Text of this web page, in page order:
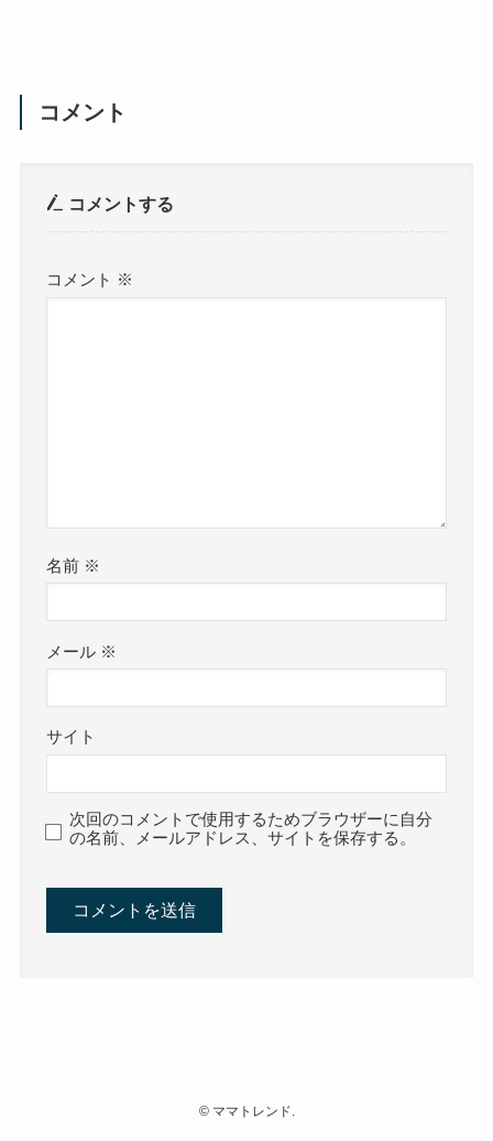
コメント
コメントする
コメント ※
名前 ※
メール ※
サイト
次回のコメントで使用するためブラウザーに自分
の名前、メールアドレス、サイトを保存する。
©ママトレンド.